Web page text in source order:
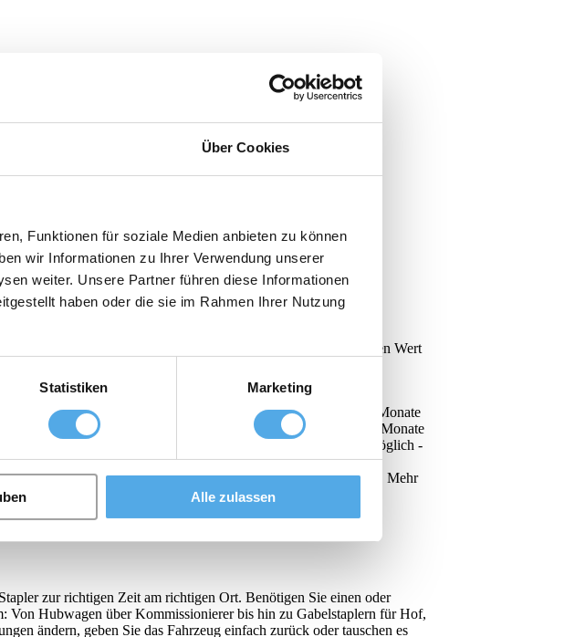
Über Cookies
Funktionen für soziale Medien anbieten zu können
wir Informationen zu Ihrer Verwendung unserer
weiter. Unsere Partner führen diese Informationen
haben oder die sie im Rahmen Ihrer Nutzung
Statistiken Marketing
Alle zulassen
Aufarbeitung unserer JUNGSTARS legen wir größten Wert
in 600 Varianten stehen für Sie bereit. Ihr
durch High-End-Aufarbeitung - Kurze Lieferzeiten - 12 Monate
über gesamte Lebensdauer - Wartungsfrei bis 12 Monate
- 10 Tage Rückgaberecht‬ - Probefahrt in Niederlassung möglich -
Siegel) - 80% CO2-Einsparung gegenüber Neufahrzeug Sie
watch?v=FLav_Q5l-0o Hier geht es zu unserem Film{link} Mehr
JUNGSTARS – so Jungheinrich wie neu.
zur richtigen Zeit am richtigen Ort. Benötigen Sie einen oder
Von Hubwagen über Kommissionierer bis hin zu Gabelstaplern für Hof,
ändern, geben Sie das Fahrzeug einfach zurück oder tauschen es